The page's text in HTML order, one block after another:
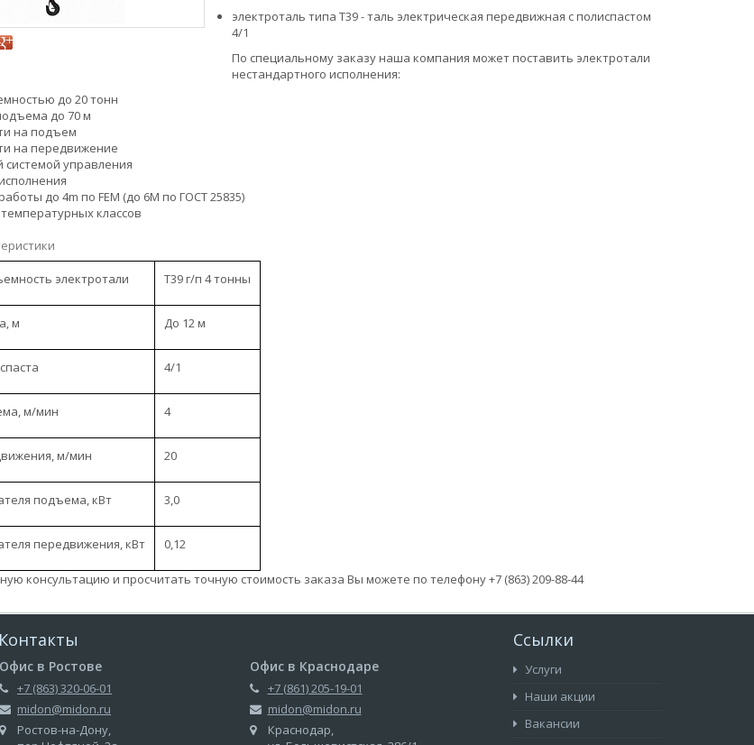
электроталь типа Т39 - таль электрическая передвижная с полиспастом
4/1
По специальному заказу наша компания может поставить электротали
нестандартного исполнения:
до 20 тонн
до 70 м
на подъем
на передвижение
системой управления
до 4m по FEM (до 6М по ГОСТ 25835)
классов
электротали Т39 г/п 4 тонны
м До 12 м
4/1
м/мин 4
м/мин 20
подъема, кВт 3,0
передвижения, кВт 0,12
консультацию и просчитать точную стоимость заказа Вы можете по телефону +7 (863) 209-88-44
Контакты
Офис в Ростове
+7 (863) 320-06-01
midon@midon.ru
Ростов-на-Дону,
Офис в Краснодаре
+7 (861) 205-19-01
midon@midon.ru
Краснодар,
Ссылки
Услуги
Наши акции
Вакансии